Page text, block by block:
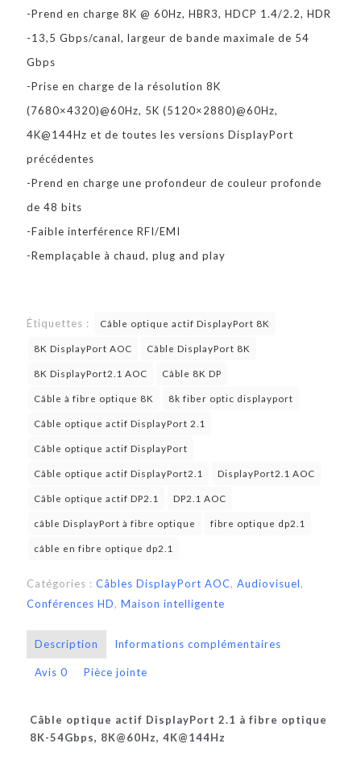
-Prend en charge 8K @ 60Hz, HBR3, HDCP 1.4/2.2, HDR
-13,5 Gbps/canal, largeur de bande maximale de 54
Gbps
-Prise en charge de la résolution 8K
(7680×4320)@60Hz, 5K (5120×2880)@60Hz,
4K@144Hz et de toutes les versions DisplayPort
précédentes
-Prend en charge une profondeur de couleur profonde
de 48 bits
-Faible interférence RFI/EMI
-Remplaçable à chaud, plug and play
Étiquettes : Câble optique actif DisplayPort 8K
8K DisplayPort AOC Câble DisplayPort 8K
8K DisplayPort2.1 AOC Câble 8K DP
Câble à fibre optique 8K 8k fiber optic displayport
Câble optique actif DisplayPort 2.1
Câble optique actif DisplayPort
Câble optique actif DisplayPort2.1 DisplayPort2.1 AOC
Câble optique actif DP2.1 DP2.1 AOC
câble DisplayPort à fibre optique fibre optique dp2.1
câble en fibre optique dp2.1
Catégories : Câbles DisplayPort AOC, Audiovisuel,
Conférences HD, Maison intelligente
Description Informations complémentaires
Avis 0 Pièce jointe
Câble optique actif DisplayPort 2.1 à fibre optique
8K-54Gbps, 8K@60Hz, 4K@144Hz